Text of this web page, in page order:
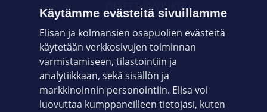
OHJEET JA VINKIT
OMAYHTEISÖ
VIANSELVITYS
ASIAKASPALVELU
Käytämme evästeitä sivuillamme
Elisan ja kolmansien osapuolien evästeitä
käytetään verkkosivujen toiminnan
varmistamiseen, tilastointiin ja
analytiikkaan, sekä sisällön ja
markkinoinnin personointiin. Elisa voi
luovuttaa kumppaneilleen tietojasi, kuten